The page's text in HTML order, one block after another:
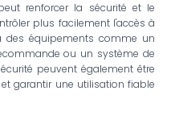
renforcer la sécurité et le
plus facilement l'accès à
des équipements comme un
ou un système de
peuvent également être
garantir une utilisation fiable